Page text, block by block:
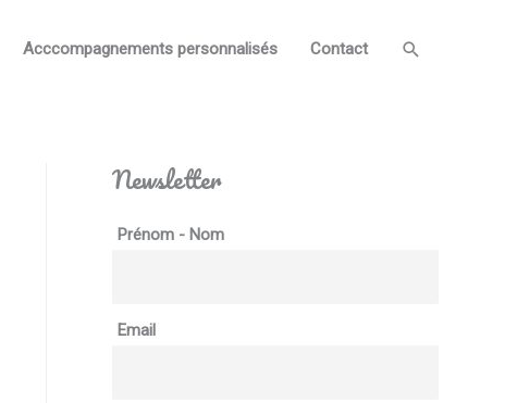
Acccompagnements personnalisés Contact
Newsletter
Prénom - Nom
Email